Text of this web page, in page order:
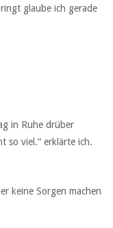
glaube ich gerade
in Ruhe drüber
so viel.“ erklärte ich.
keine Sorgen machen